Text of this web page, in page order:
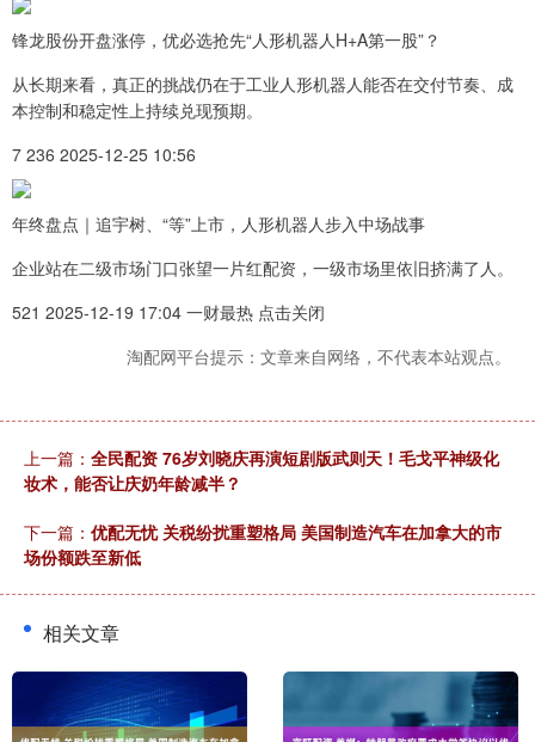
锋龙股份开盘涨停，优必选抢先“人形机器人H+A第一股”？
从长期来看，真正的挑战仍在于工业人形机器人能否在交付节奏、成
本控制和稳定性上持续兑现预期。
7 236 2025-12-25 10:56
年终盘点｜追宇树、“等”上市，人形机器人步入中场战事
企业站在二级市场门口张望一片红配资，一级市场里依旧挤满了人。
521 2025-12-19 17:04 一财最热 点击关闭
淘配网平台提示：文章来自网络，不代表本站观点。
上一篇： 全民配资 76岁刘晓庆再演短剧版武则天！毛戈平神级化
妆术，能否让庆奶年龄减半？
下一篇： 优配无忧 关税纷扰重塑格局 美国制造汽车在加拿大的市
场份额跌至新低
相关文章